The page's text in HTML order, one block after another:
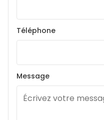
Téléphone
Message